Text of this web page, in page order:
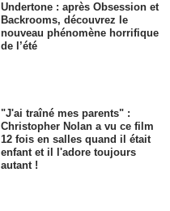
Undertone : après Obsession et
Backrooms, découvrez le
nouveau phénomène horrifique
de l’été
"J'ai traîné mes parents" :
Christopher Nolan a vu ce film
12 fois en salles quand il était
enfant et il l'adore toujours
autant !